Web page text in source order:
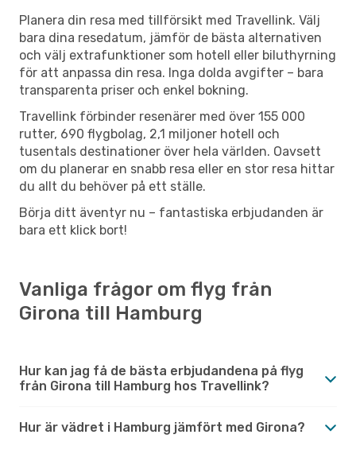
Planera din resa med tillförsikt med Travellink. Välj
bara dina resedatum, jämför de bästa alternativen
och välj extrafunktioner som hotell eller biluthyrning
för att anpassa din resa. Inga dolda avgifter – bara
transparenta priser och enkel bokning.
Travellink förbinder resenärer med över 155 000
rutter, 690 flygbolag, 2,1 miljoner hotell och
tusentals destinationer över hela världen. Oavsett
om du planerar en snabb resa eller en stor resa hittar
du allt du behöver på ett ställe.
Börja ditt äventyr nu – fantastiska erbjudanden är
bara ett klick bort!
Vanliga frågor om flyg från
Girona till Hamburg
Hur kan jag få de bästa erbjudandena på flyg
från Girona till Hamburg hos Travellink?
Hur är vädret i Hamburg jämfört med Girona?